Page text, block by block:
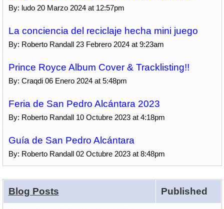
By: ludo 20 Marzo 2024 at 12:57pm
La conciencia del reciclaje hecha mini juego
By: Roberto Randall 23 Febrero 2024 at 9:23am
Prince Royce Album Cover & Tracklisting!!
By: Craqdi 06 Enero 2024 at 5:48pm
Feria de San Pedro Alcántara 2023
By: Roberto Randall 10 Octubre 2023 at 4:18pm
Guía de San Pedro Alcántara
By: Roberto Randall 02 Octubre 2023 at 8:48pm
Blog Posts Published